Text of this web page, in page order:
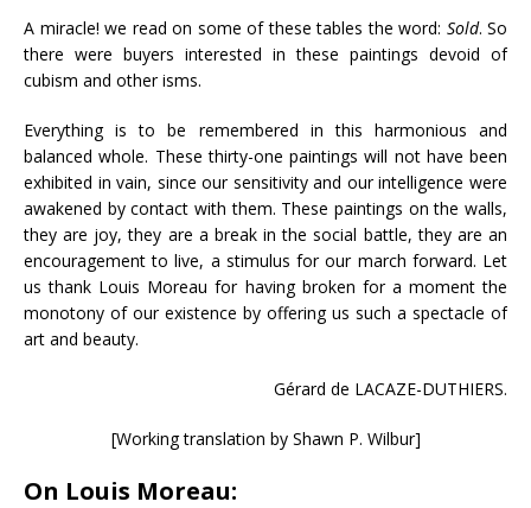
A miracle! we read on some of these tables the word: Sold. So
there were buyers interested in these paintings devoid of
cubism and other isms.
Everything is to be remembered in this harmonious and
balanced whole. These thirty-one paintings will not have been
exhibited in vain, since our sensitivity and our intelligence were
awakened by contact with them. These paintings on the walls,
they are joy, they are a break in the social battle, they are an
encouragement to live, a stimulus for our march forward. Let
us thank Louis Moreau for having broken for a moment the
monotony of our existence by offering us such a spectacle of
art and beauty.
Gérard de LACAZE-DUTHIERS.
[Working translation by Shawn P. Wilbur]
On Louis Moreau: